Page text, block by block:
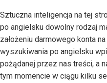
Sztuczna inteligencja na tej
po angielsku dowolny rodzaj
założeniu darmowego konta
wyszukiwania po angielsku
pożądanej przez nas treści, a
tym momencie w ciągu kilku